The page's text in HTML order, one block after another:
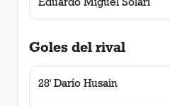
Goles del rival
28' Darío Husain